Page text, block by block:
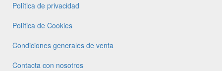
Política de privacidad
Política de Cookies
Condiciones generales de venta
Contacta con nosotros